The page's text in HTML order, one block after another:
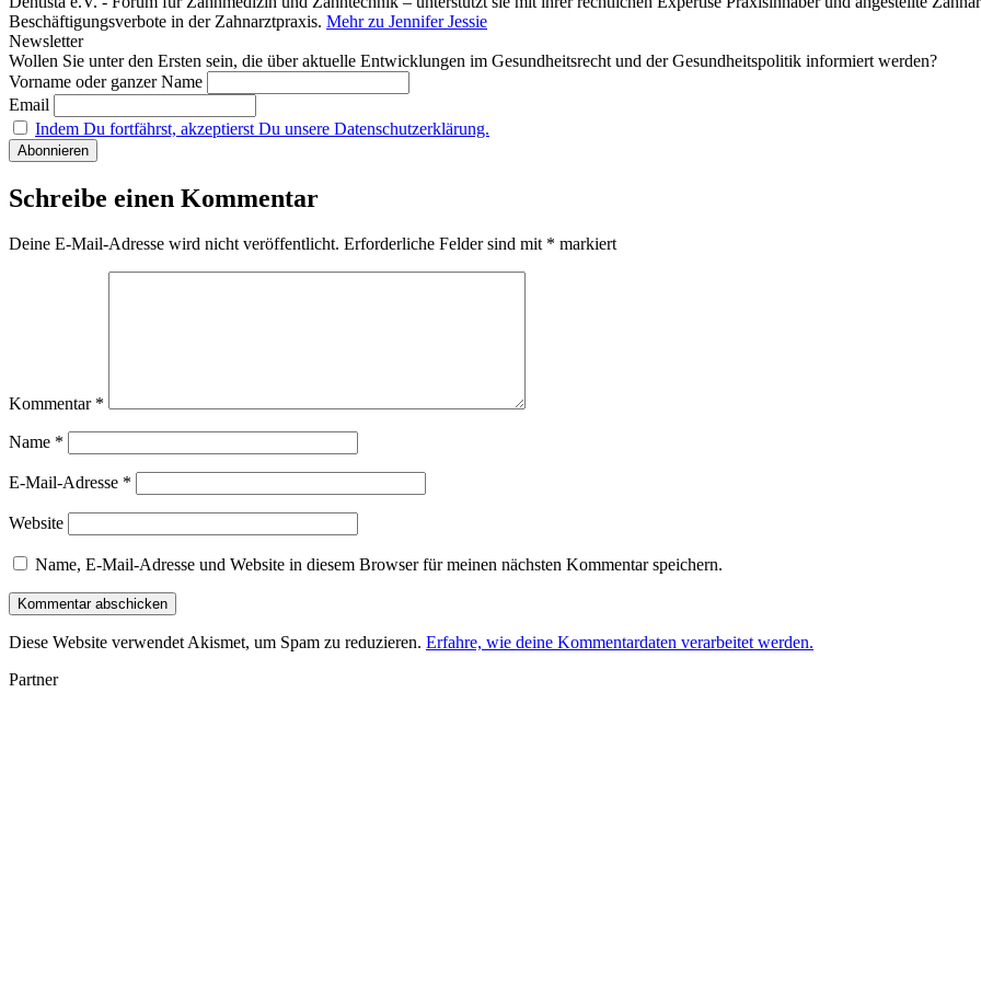
Beschäftigungsverbote in der Zahnarztpraxis. Mehr zu Jennifer Jessie
Newsletter
Wollen Sie unter den Ersten sein, die über aktuelle Entwicklungen im Gesundheitsrecht und der Gesundheitspolitik informiert werden?
Vorname oder ganzer Name
Email
Indem Du fortfährst, akzeptierst Du unsere Datenschutzerklärung.
Schreibe einen Kommentar
Deine E-Mail-Adresse wird nicht veröffentlicht. Erforderliche Felder sind mit * markiert
Kommentar *
Name *
E-Mail-Adresse *
Website
Name, E-Mail-Adresse und Website in diesem Browser für meinen nächsten Kommentar speichern.
Diese Website verwendet Akismet, um Spam zu reduzieren. Erfahre, wie deine Kommentardaten verarbeitet werden.
Partner